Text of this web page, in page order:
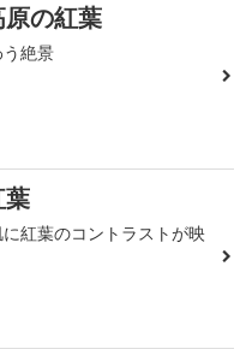
の紅葉
絶景
葉
紅葉のコントラストが映